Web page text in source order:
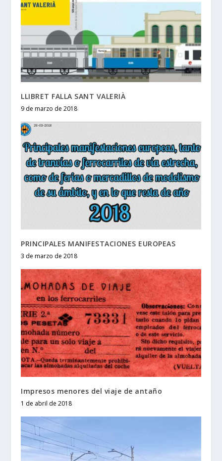
LLIBRET FALLA SANT VALERIÀ
9 de marzo de 2018
PRINCIPALES MANIFESTACIONES EUROPEAS
3 de marzo de 2018
Impresos menores del viaje de antaño
1 de abril de 2018